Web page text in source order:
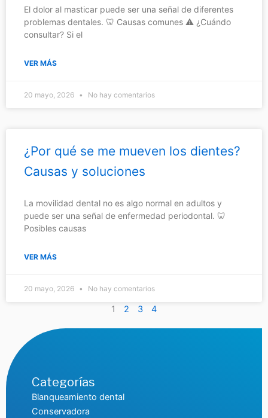
El dolor al masticar puede ser una señal de diferentes
problemas dentales. 🦷 Causas comunes ⚠️ ¿Cuándo
consultar? Si el
VER MÁS
20 mayo, 2026 No hay comentarios
¿Por qué se me mueven los dientes?
Causas y soluciones
La movilidad dental no es algo normal en adultos y
puede ser una señal de enfermedad periodontal. 🦷
Posibles causas
VER MÁS
20 mayo, 2026 No hay comentarios
1 2 3 4
Categorías
Blanqueamiento dental
Conservadora